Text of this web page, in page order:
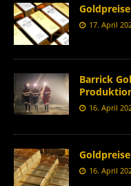
17. April
Barrick
16. April
16. April